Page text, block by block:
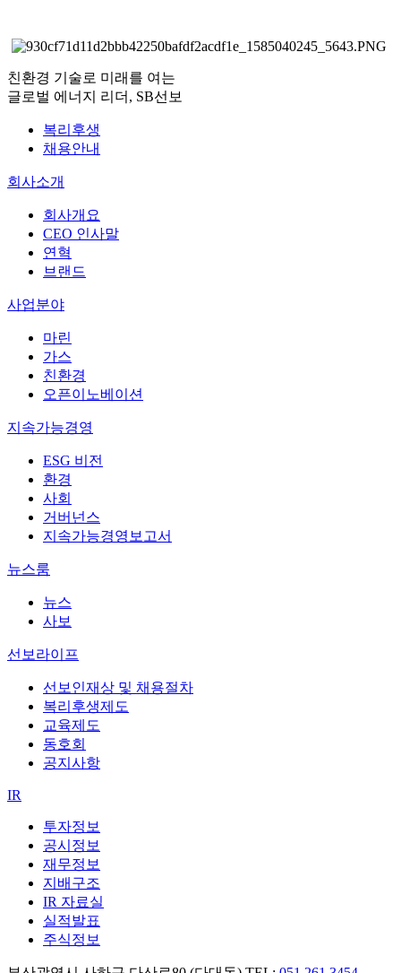
친환경 기술로 미래를 여는
글로벌 에너지 리더, SB선보
복리후생
채용안내
회사소개
회사개요
CEO 인사말
연혁
브랜드
사업분야
마린
가스
친환경
오픈이노베이션
지속가능경영
ESG 비전
환경
사회
거버넌스
지속가능경영보고서
뉴스룸
뉴스
사보
선보라이프
선보인재상 및 채용절차
복리후생제도
교육제도
동호회
공지사항
IR
투자정보
공시정보
재무정보
지배구조
IR 자료실
실적발표
주식정보